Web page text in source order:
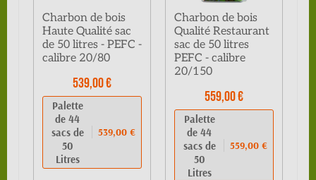
Charbon de bois
Haute Qualité sac
de 50 litres - PEFC -
calibre 20/80
539,00 €
Palette
de 44
sacs de
50
Litres
539,00 €
Charbon de bois
Qualité Restaurant
sac de 50 litres
PEFC - calibre
20/150
559,00 €
Palette
de 44
sacs de
50
Litres
559,00 €